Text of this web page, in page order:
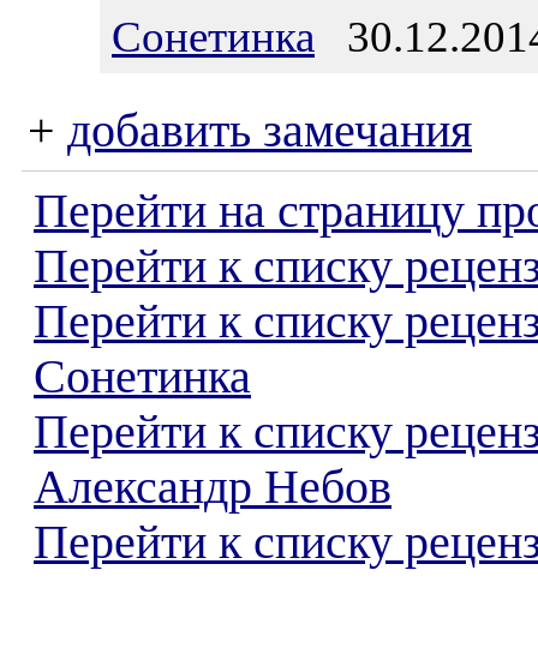
Сонетинка
+ добавить замечания
Перейти на страницу
Перейти к списку
Перейти к списку
Сонетинка
Перейти к списку
Александр Небов
Перейти к списку